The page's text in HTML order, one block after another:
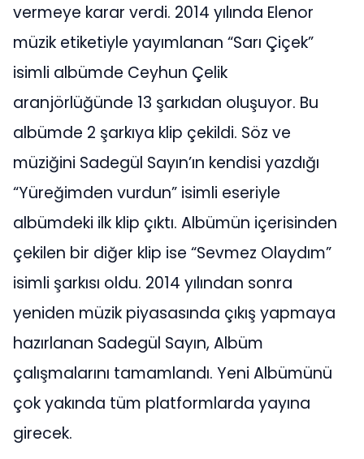
vermeye karar verdi. 2014 yılında Elenor
müzik etiketiyle yayımlanan “Sarı Çiçek”
isimli albümde Ceyhun Çelik
aranjörlüğünde 13 şarkıdan oluşuyor. Bu
albümde 2 şarkıya klip çekildi. Söz ve
müziğini Sadegül Sayın’ın kendisi yazdığı
“Yüreğimden vurdun” isimli eseriyle
albümdeki ilk klip çıktı. Albümün içerisinden
çekilen bir diğer klip ise “Sevmez Olaydım”
isimli şarkısı oldu. 2014 yılından sonra
yeniden müzik piyasasında çıkış yapmaya
hazırlanan Sadegül Sayın, Albüm
çalışmalarını tamamlandı. Yeni Albümünü
çok yakında tüm platformlarda yayına
girecek.